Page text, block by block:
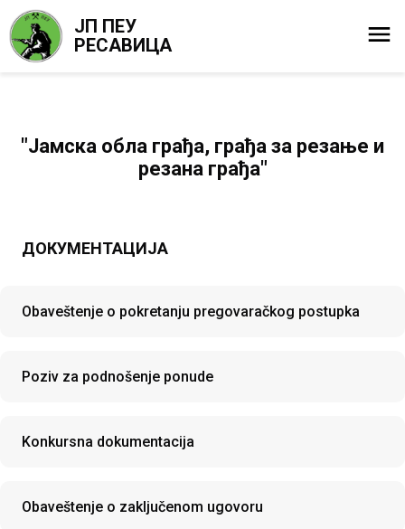
ЈП ПЕУ
РЕСАВИЦА
"Јамска обла грађа, грађа за резање и
резана грађа"
ДОКУМЕНТАЦИЈА
Obaveštenje o pokretanju pregovaračkog postupka
Poziv za podnošenje ponude
Konkursna dokumentacija
Obaveštenje o zaključenom ugovoru